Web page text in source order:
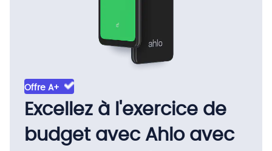
Offre A+
Excellez à l'exercice de
budget avec Ahlo avec